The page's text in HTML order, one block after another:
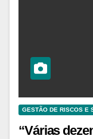
GESTÃO DE RISCOS E
“Várias